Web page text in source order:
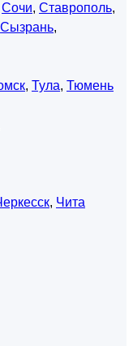
Сочи, Ставрополь,
Сызрань,
, Тула, Тюмень
, Чита